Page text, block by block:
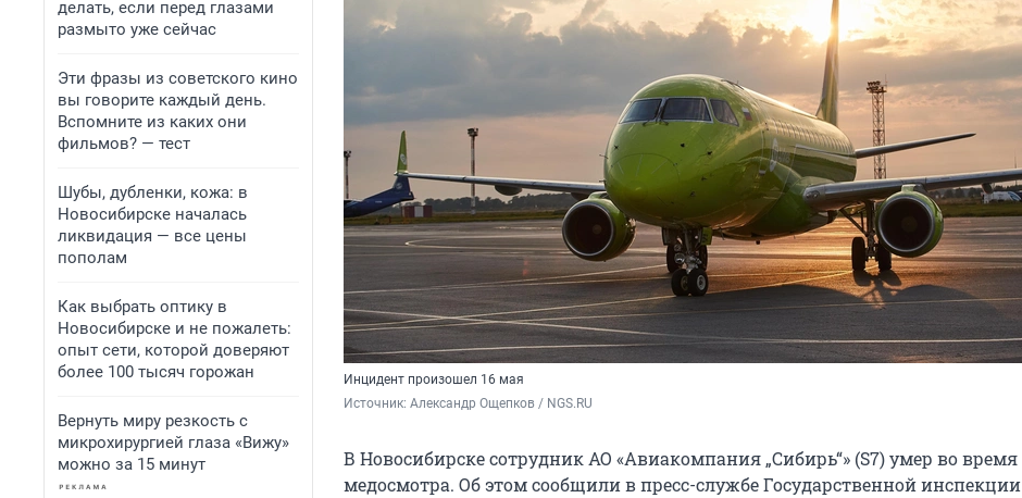
делать, если перед глазами
размыто уже сейчас
Эти фразы из советского кино
вы говорите каждый день.
Вспомните из каких они
фильмов? — тест
Шубы, дубленки, кожа: в
Новосибирске началась
ликвидация — все цены
пополам
Как выбрать оптику в
Новосибирске и не пожалеть:
опыт сети, которой доверяют
более 100 тысяч горожан
Вернуть миру резкость с
микрохирургией глаза «Вижу»
можно за 15 минут
Инцидент произошел 16 мая
Источник: Александр Ощепков / NGS.RU
В Новосибирске сотрудник АО «Авиакомпания „Сибирь“» (S7) умер во время
медосмотра. Об этом сообщили в пресс-службе Государственной инспекции